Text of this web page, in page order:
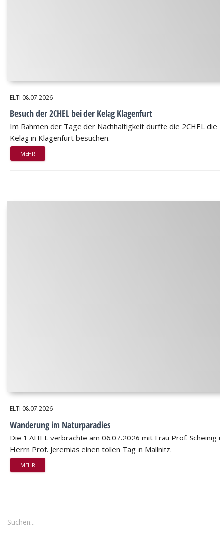
ELTI 08.07.2026
Besuch der 2CHEL bei der Kelag Klagenfurt
Im Rahmen der Tage der Nachhaltigkeit durfte die 2CHEL die
Kelag in Klagenfurt besuchen.
MEHR
ELTI 08.07.2026
Wanderung im Naturparadies
Die 1 AHEL verbrachte am 06.07.2026 mit Frau Prof. Scheinig
Herrn Prof. Jeremias einen tollen Tag in Mallnitz.
MEHR